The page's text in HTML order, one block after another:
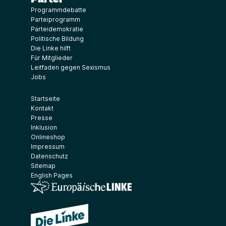
Programmdebatte
Parteiprogramm
Parteidemokratie
Politische Bildung
Die Linke hilft
Für Mitglieder
Leitfaden gegen Sexismus
Jobs
Startseite
Kontakt
Presse
Inklusion
Onlineshop
Impressum
Datenschutz
Sitemap
English Pages
(Link öffnet ein neues Fenster)